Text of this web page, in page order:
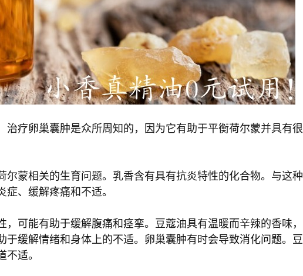
疗卵巢囊肿是众所周知的，因为它有助于平衡荷尔蒙并具有很
蒙相关的生育问题。乳香含有具有抗炎特性的化合物。与这种
、缓解疼痛和不适。
可能有助于缓解腹痛和痉挛。豆蔻油具有温暖而辛辣的香味，
缓解情绪和身体上的不适。卵巢囊肿有时会导致消化问题。豆
适。